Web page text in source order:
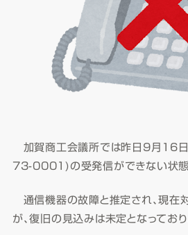
加賀商工会議所では昨日9月16
73-0001)の受発信ができない状態
通信機器の故障と推定され、現在
が、復旧の見込みは未定となっており